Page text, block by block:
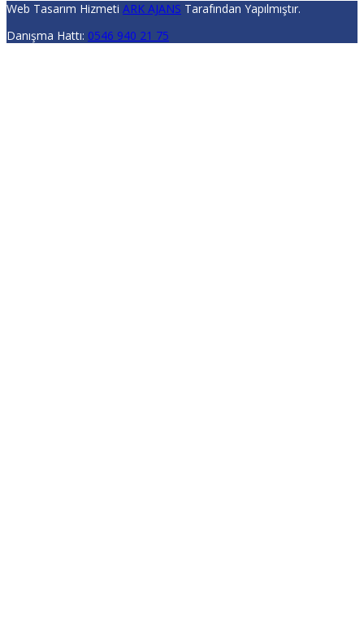
Web Tasarım Hizmeti ARK AJANS Tarafından Yapılmıştır.
Danışma Hattı: 0546 940 21 75